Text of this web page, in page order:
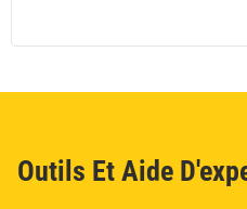
Outils Et Aide